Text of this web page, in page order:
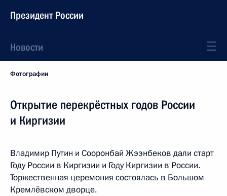
Президент России
Новости
Фотографии
Открытие перекрёстных годов России
и Киргизии
Владимир Путин и Сооронбай Жээнбеков дали старт
Году России в Киргизии и Году Киргизии в России.
Торжественная церемония состоялась в Большом
Кремлёвском дворце.